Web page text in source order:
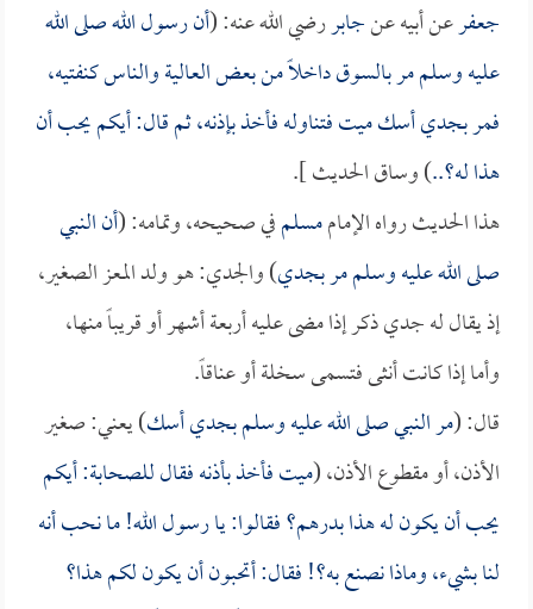
جعفرعن أبيه عنجابررضي الله عنه: (أن رسول الله صلى الله
عليه وسلم مر بالسوق داخلاً من بعض العالية والناس كنفتيه،
فمر بجدي أسك ميت فتناوله فأخذ بإذنه، ثم قال: أيكم يحب أن
هذا له؟..) وساق الحديث ].
هذا الحديث رواه الإماممسلمفي صحيحه، وتمامه: (أن النبي
صلى الله عليه وسلم مر بجدي) والجدي: هو ولد المعز الصغير،
إذ يقال له جدي ذكر إذا مضى عليه أربعة أشهر أو قريباً منها،
وأما إذا كانت أنثى فتسمى سخلة أو عناقاً.
قال: (مر النبي صلى الله عليه وسلم بجدي أسك) يعني: صغير
الأذن، أو مقطوع الأذن، (ميت فأخذ بأذنه فقال للصحابة: أيكم
يحب أن يكون له هذا بدرهم؟ فقالوا: يا رسول الله! ما نحب أنه
لنا بشيء، وماذا نصنع به؟! فقال: أتحبون أن يكون لكم هذا؟